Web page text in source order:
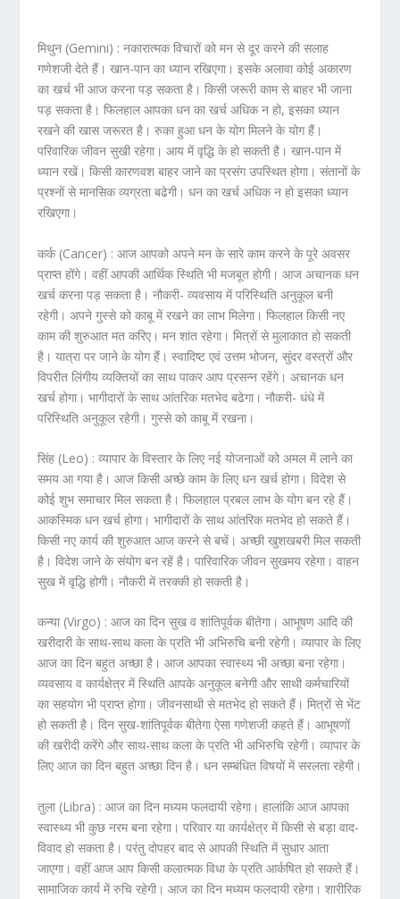
मिथुन (Gemini) :नकारात्मक विचारों को मन से दूर करने की सलाह
गणेशजी देते हैं। खान-पान का ध्यान रखिएगा। इसके अलावा कोई अकारण
का खर्च भी आज करना पड़ सकता है। किसी जरूरी काम से बाहर भी जाना
पड़ सकता है। फिलहाल आपका धन का खर्च अधिक न हो, इसका ध्यान
रखने की खास जरूरत है। रुका हुआ धन के योग मिलने के योग हैं।
परिवारिक जीवन सुखी रहेगा। आय में वृद्धि के हो सकती है। खान-पान में
ध्यान रखें। किसी कारणवश बाहर जाने का प्रसंग उपस्थित होगा। संतानों के
प्रश्नों से मानसिक व्यग्रता बढेगी। धन का खर्च अधिक न हो इसका ध्यान
रखिएगा।
कर्क (Cancer) :आज आपको अपने मन के सारे काम करने के पूरे अवसर
प्राप्त होंगे। वहीं आपकी आर्थिक स्थिति भी मजबूत होगी। आज अचानक धन
खर्च करना पड़ सकता है। नौकरी- व्यवसाय में परिस्थिति अनुकूल बनी
रहेगी। अपने गुस्से को काबू में रखने का लाभ मिलेगा। फिलहाल किसी नए
काम की शुरुआत मत करिए। मन शांत रहेगा। मित्रों से मुलाकात हो सकती
है। यात्रा पर जाने के योग हैं। स्वादिष्ट एवं उत्तम भोजन, सुंदर वस्त्रों और
विपरीत लिंगीय व्यक्तियों का साथ पाकर आप प्रसन्न रहेंगे। अचानक धन
खर्च होगा। भागीदारों के साथ आंतरिक मतभेद बढेगा। नौकरी- धंधे में
परिस्थिति अनुकूल रहेगी। गुस्से को काबू में रखना।
सिंह (Leo) :व्यापार के विस्तार के लिए नई योजनाओं को अमल में लाने का
समय आ गया है। आज किसी अच्छे काम के लिए धन खर्च होगा। विदेश से
कोई शुभ समाचार मिल सकता है। फिलहाल प्रबल लाभ के योग बन रहे हैं।
आकस्मिक धन खर्च होगा। भागीदारों के साथ आंतरिक मतभेद हो सकते हैं।
किसी नए कार्य की शुरुआत आज करने से बचें। अच्छी खुशखबरी मिल सकती
है। विदेश जाने के संयोग बन रहें है। पारिवारिक जीवन सुखमय रहेगा। वाहन
सुख में वृद्धि होगी। नौकरी में तरक्की हो सकती है।
कन्या (Virgo) : आज का दिन सुख व शांतिपूर्वक बीतेगा। आभूषण आदि की
खरीदारी के साथ-साथ कला के प्रति भी अभिरुचि बनी रहेगी। व्यापार के लिए
आज का दिन बहुत अच्छा है। आज आपका स्वास्थ्य भी अच्छा बना रहेगा।
व्यवसाय व कार्यक्षेत्र में स्थिति आपके अनुकूल बनेगी और साथी कर्मचारियों
का सहयोग भी प्राप्त होगा। जीवनसाथी से मतभेद हो सकते हैं। मित्रों से भेंट
हो सकती है। दिन सुख-शांतिपूर्वक बीतेगा ऐसा गणेशजी कहते हैं। आभूषणों
की खरीदी करेंगे और साथ-साथ कला के प्रति भी अभिरुचि रहेगी। व्यापार के
लिए आज का दिन बहुत अच्छा दिन है। धन सम्बंधित विषयों में सरलता रहेगी।
तुला (Libra) :आज का दिन मध्यम फलदायी रहेगा। हालांकि आज आपका
स्वास्थ्य भी कुछ नरम बना रहेगा। परिवार या कार्यक्षेत्र में किसी से बड़ा वाद-
विवाद हो सकता है। परंतु दोपहर बाद से आपकी स्थिति में सुधार आता
जाएगा। वहीं आज आप किसी कलात्मक विधा के प्रति आर्कषित हो सकते हैं।
सामाजिक कार्य में रुचि रहेगी। आज का दिन मध्यम फलदायी रहेगा। शारीरिक